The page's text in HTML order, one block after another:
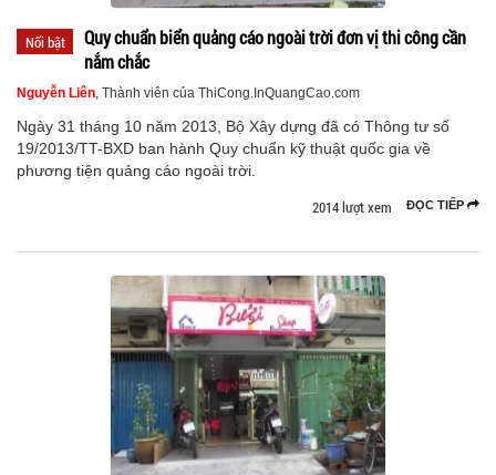
Nổi bật
Quy chuẩn biển quảng cáo ngoài trời đơn vị thi công cần
nắm chắc
Nguyễn Liên, Thành viên của ThiCong.InQuangCao.com
Ngày 31 tháng 10 năm 2013, Bộ Xây dựng đã có Thông tư số
19/2013/TT-BXD ban hành Quy chuẩn kỹ thuật quốc gia về
phương tiện quảng cáo ngoài trời.
ĐỌC TIẾP
2014 lượt xem